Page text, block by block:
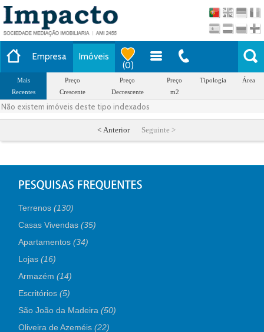
Empresa
Imóveis
(0)
Mais
Recentes
Preço
Crescente
Preço
Decrescente
Preço
m2
Tipologia Área
Não existem imóveis deste tipo indexados
< Anterior Seguinte >
Terrenos(130)
Casas Vivendas(35)
Apartamentos(34)
Lojas(16)
Armazém(14)
Escritórios(5)
São João da Madeira(50)
Oliveira de Azeméis(22)